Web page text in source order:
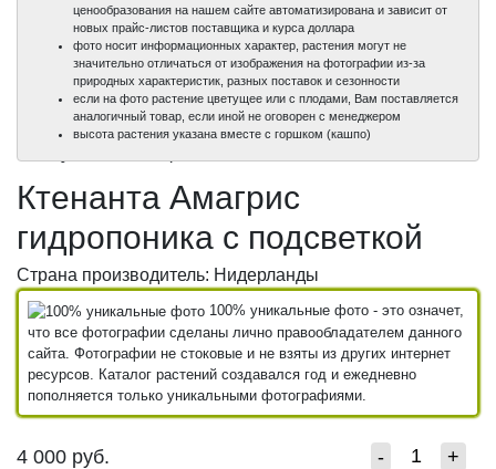
100%
100%
ценообразования на нашем сайте автоматизирована и зависит от
новых прайс-листов поставщика и курса доллара
фото носит информационных характер, растения могут не
значительно отличаться от изображения на фотографии из-за
природных характеристик, разных поставок и сезонности
если на фото растение цветущее или с плодами, Вам поставляется
аналогичный товар, если иной не оговорен с менеджером
высота растения указана вместе с горшком (кашпо)
Ктенанта Амагрис
гидропоника с подсветкой
Страна производитель: Нидерланды
100% уникальные фото - это означет,
что все фотографии сделаны лично правообладателем данного
сайта. Фотографии не стоковые и не взяты из других интернет
ресурсов. Каталог растений создавался год и ежедневно
пополняется только уникальными фотографиями.
4 000 руб. - +